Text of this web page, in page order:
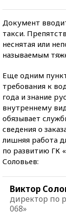
Документ
такси.
неснятая или
называемым
Еще одним
требования к
года и знание
внутреннему
обязывает
сведения о
лишняя работа
по развитию ГК
Соловьев:
Виктор
директор по
068»